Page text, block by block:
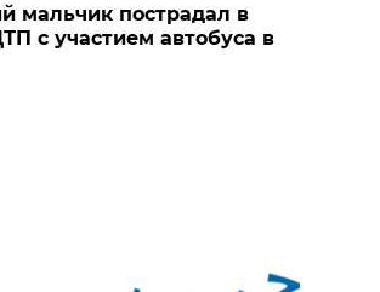
мальчик пострадал в
с участием автобуса в